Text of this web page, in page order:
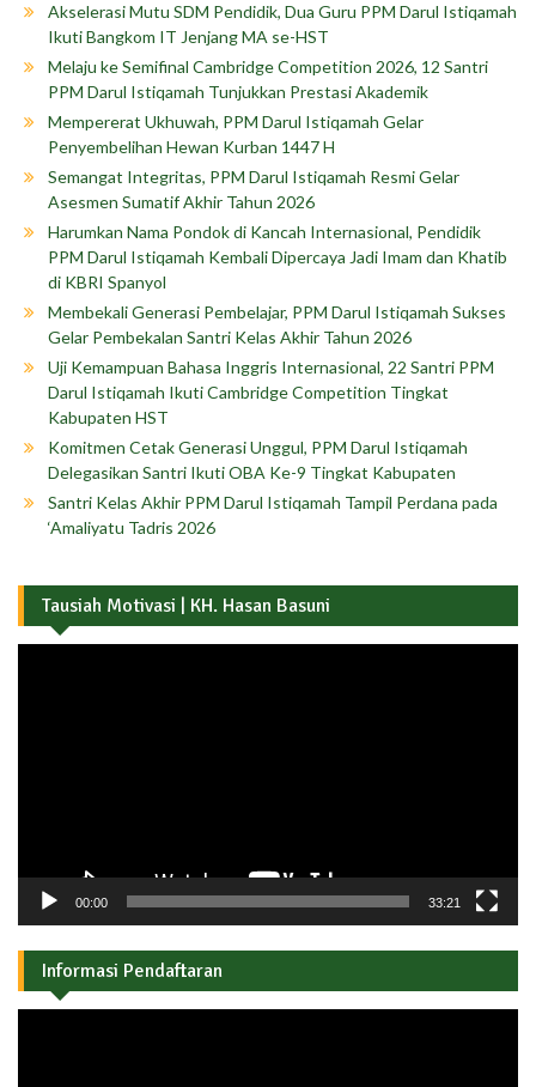
Akselerasi Mutu SDM Pendidik, Dua Guru PPM Darul Istiqamah
Ikuti Bangkom IT Jenjang MA se-HST
Melaju ke Semifinal Cambridge Competition 2026, 12 Santri
PPM Darul Istiqamah Tunjukkan Prestasi Akademik
Mempererat Ukhuwah, PPM Darul Istiqamah Gelar
Penyembelihan Hewan Kurban 1447 H
Semangat Integritas, PPM Darul Istiqamah Resmi Gelar
Asesmen Sumatif Akhir Tahun 2026
Harumkan Nama Pondok di Kancah Internasional, Pendidik
PPM Darul Istiqamah Kembali Dipercaya Jadi Imam dan Khatib
di KBRI Spanyol
Membekali Generasi Pembelajar, PPM Darul Istiqamah Sukses
Gelar Pembekalan Santri Kelas Akhir Tahun 2026
Uji Kemampuan Bahasa Inggris Internasional, 22 Santri PPM
Darul Istiqamah Ikuti Cambridge Competition Tingkat
Kabupaten HST
Komitmen Cetak Generasi Unggul, PPM Darul Istiqamah
Delegasikan Santri Ikuti OBA Ke-9 Tingkat Kabupaten
Santri Kelas Akhir PPM Darul Istiqamah Tampil Perdana pada
‘Amaliyatu Tadris 2026
Tausiah Motivasi | KH. Hasan Basuni
00:00 33:21
Informasi Pendaftaran